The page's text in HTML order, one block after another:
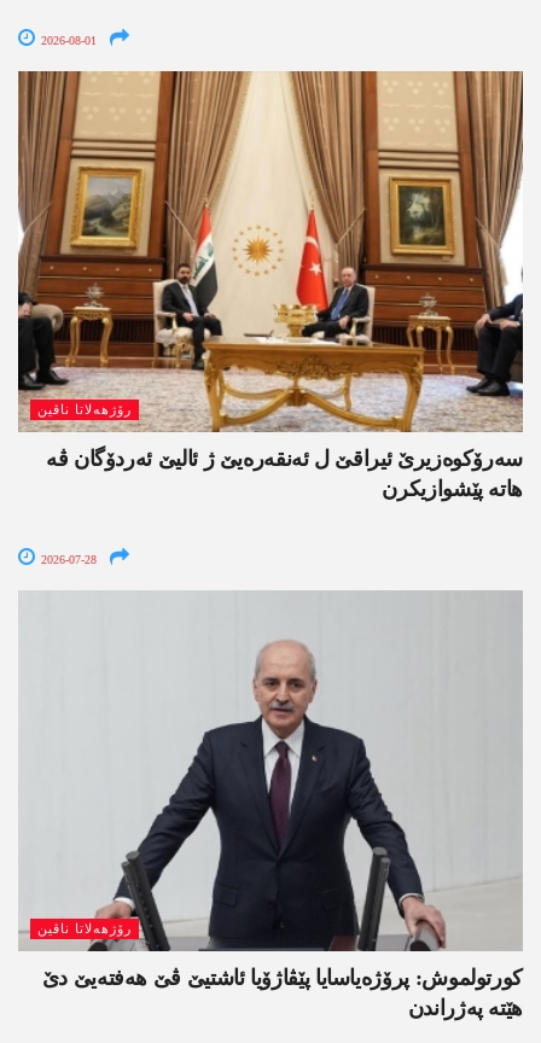
2026-08-01
رۆژھەلاتا ناڤین
سەرۆکوەزیرێ ئیراقێ ل ئەنقەرەیێ ژ ئالیێ ئەردۆگان ڤە
ھاتە پێشوازیکرن
2026-07-28
رۆژھەلاتا ناڤین
کورتولموش: پرۆژەیاسایا پێڤاژۆیا ئاشتیێ ڤێ ھەفتەیێ دێ
هێتە پەژراندن